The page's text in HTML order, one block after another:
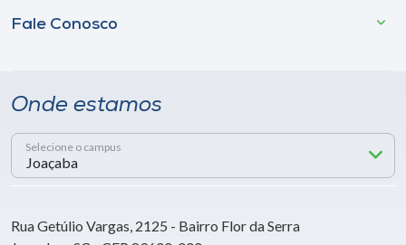
Fale Conosco
Onde estamos
Selecione o campus
Rua Getúlio Vargas, 2125 - Bairro Flor da Serra